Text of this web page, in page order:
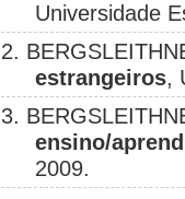
Universidade
2.
estrangeiros,
3.
ensino/
2009.